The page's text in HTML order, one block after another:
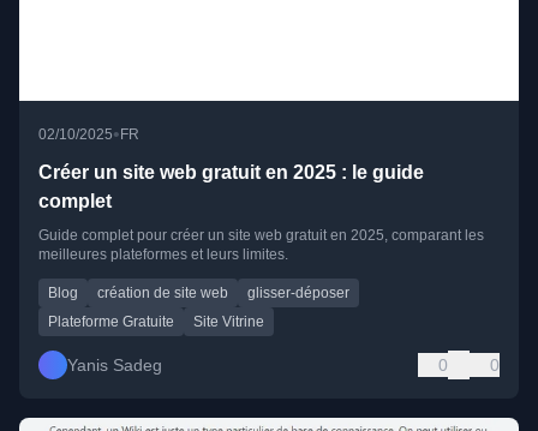
02/10/2025• FR
Créer un site web gratuit en 2025 : le guide
complet
Guide complet pour créer un site web gratuit en 2025, comparant les
meilleures plateformes et leurs limites.
Blog création de site web
glisser-déposer
Plateforme Gratuite
Site Vitrine
Yanis Sadeg 0 0